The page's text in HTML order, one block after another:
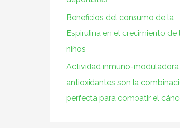
Beneficios del consumo de la
Espirulina en el crecimiento de
niños
Actividad inmuno-moduladora
antioxidantes son la
perfecta para combatir el